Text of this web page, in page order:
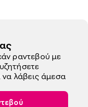
ραντεβού με
να λάβεις άμεσα